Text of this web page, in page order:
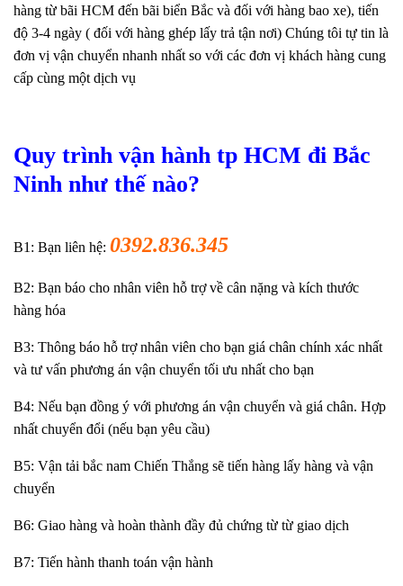
hàng từ bãi HCM đến bãi biển Bắc và đối với hàng bao xe), tiến
độ 3-4 ngày ( đối với hàng ghép lấy trả tận nơi) Chúng tôi tự tin là
đơn vị vận chuyển nhanh nhất so với các đơn vị khách hàng cung
cấp cùng một dịch vụ
Quy trình vận hành tp HCM đi Bắc
Ninh như thế nào?
B1: Bạn liên hệ: 0392.836.345
B2: Bạn báo cho nhân viên hỗ trợ về cân nặng và kích thước
hàng hóa
B3: Thông báo hỗ trợ nhân viên cho bạn giá chân chính xác nhất
và tư vấn phương án vận chuyển tối ưu nhất cho bạn
B4: Nếu bạn đồng ý với phương án vận chuyển và giá chân. Hợp
nhất chuyển đổi (nếu bạn yêu cầu)
B5: Vận tải bắc nam Chiến Thắng sẽ tiến hàng lấy hàng và vận
chuyển
B6: Giao hàng và hoàn thành đầy đủ chứng từ từ giao dịch
B7: Tiến hành thanh toán vận hành